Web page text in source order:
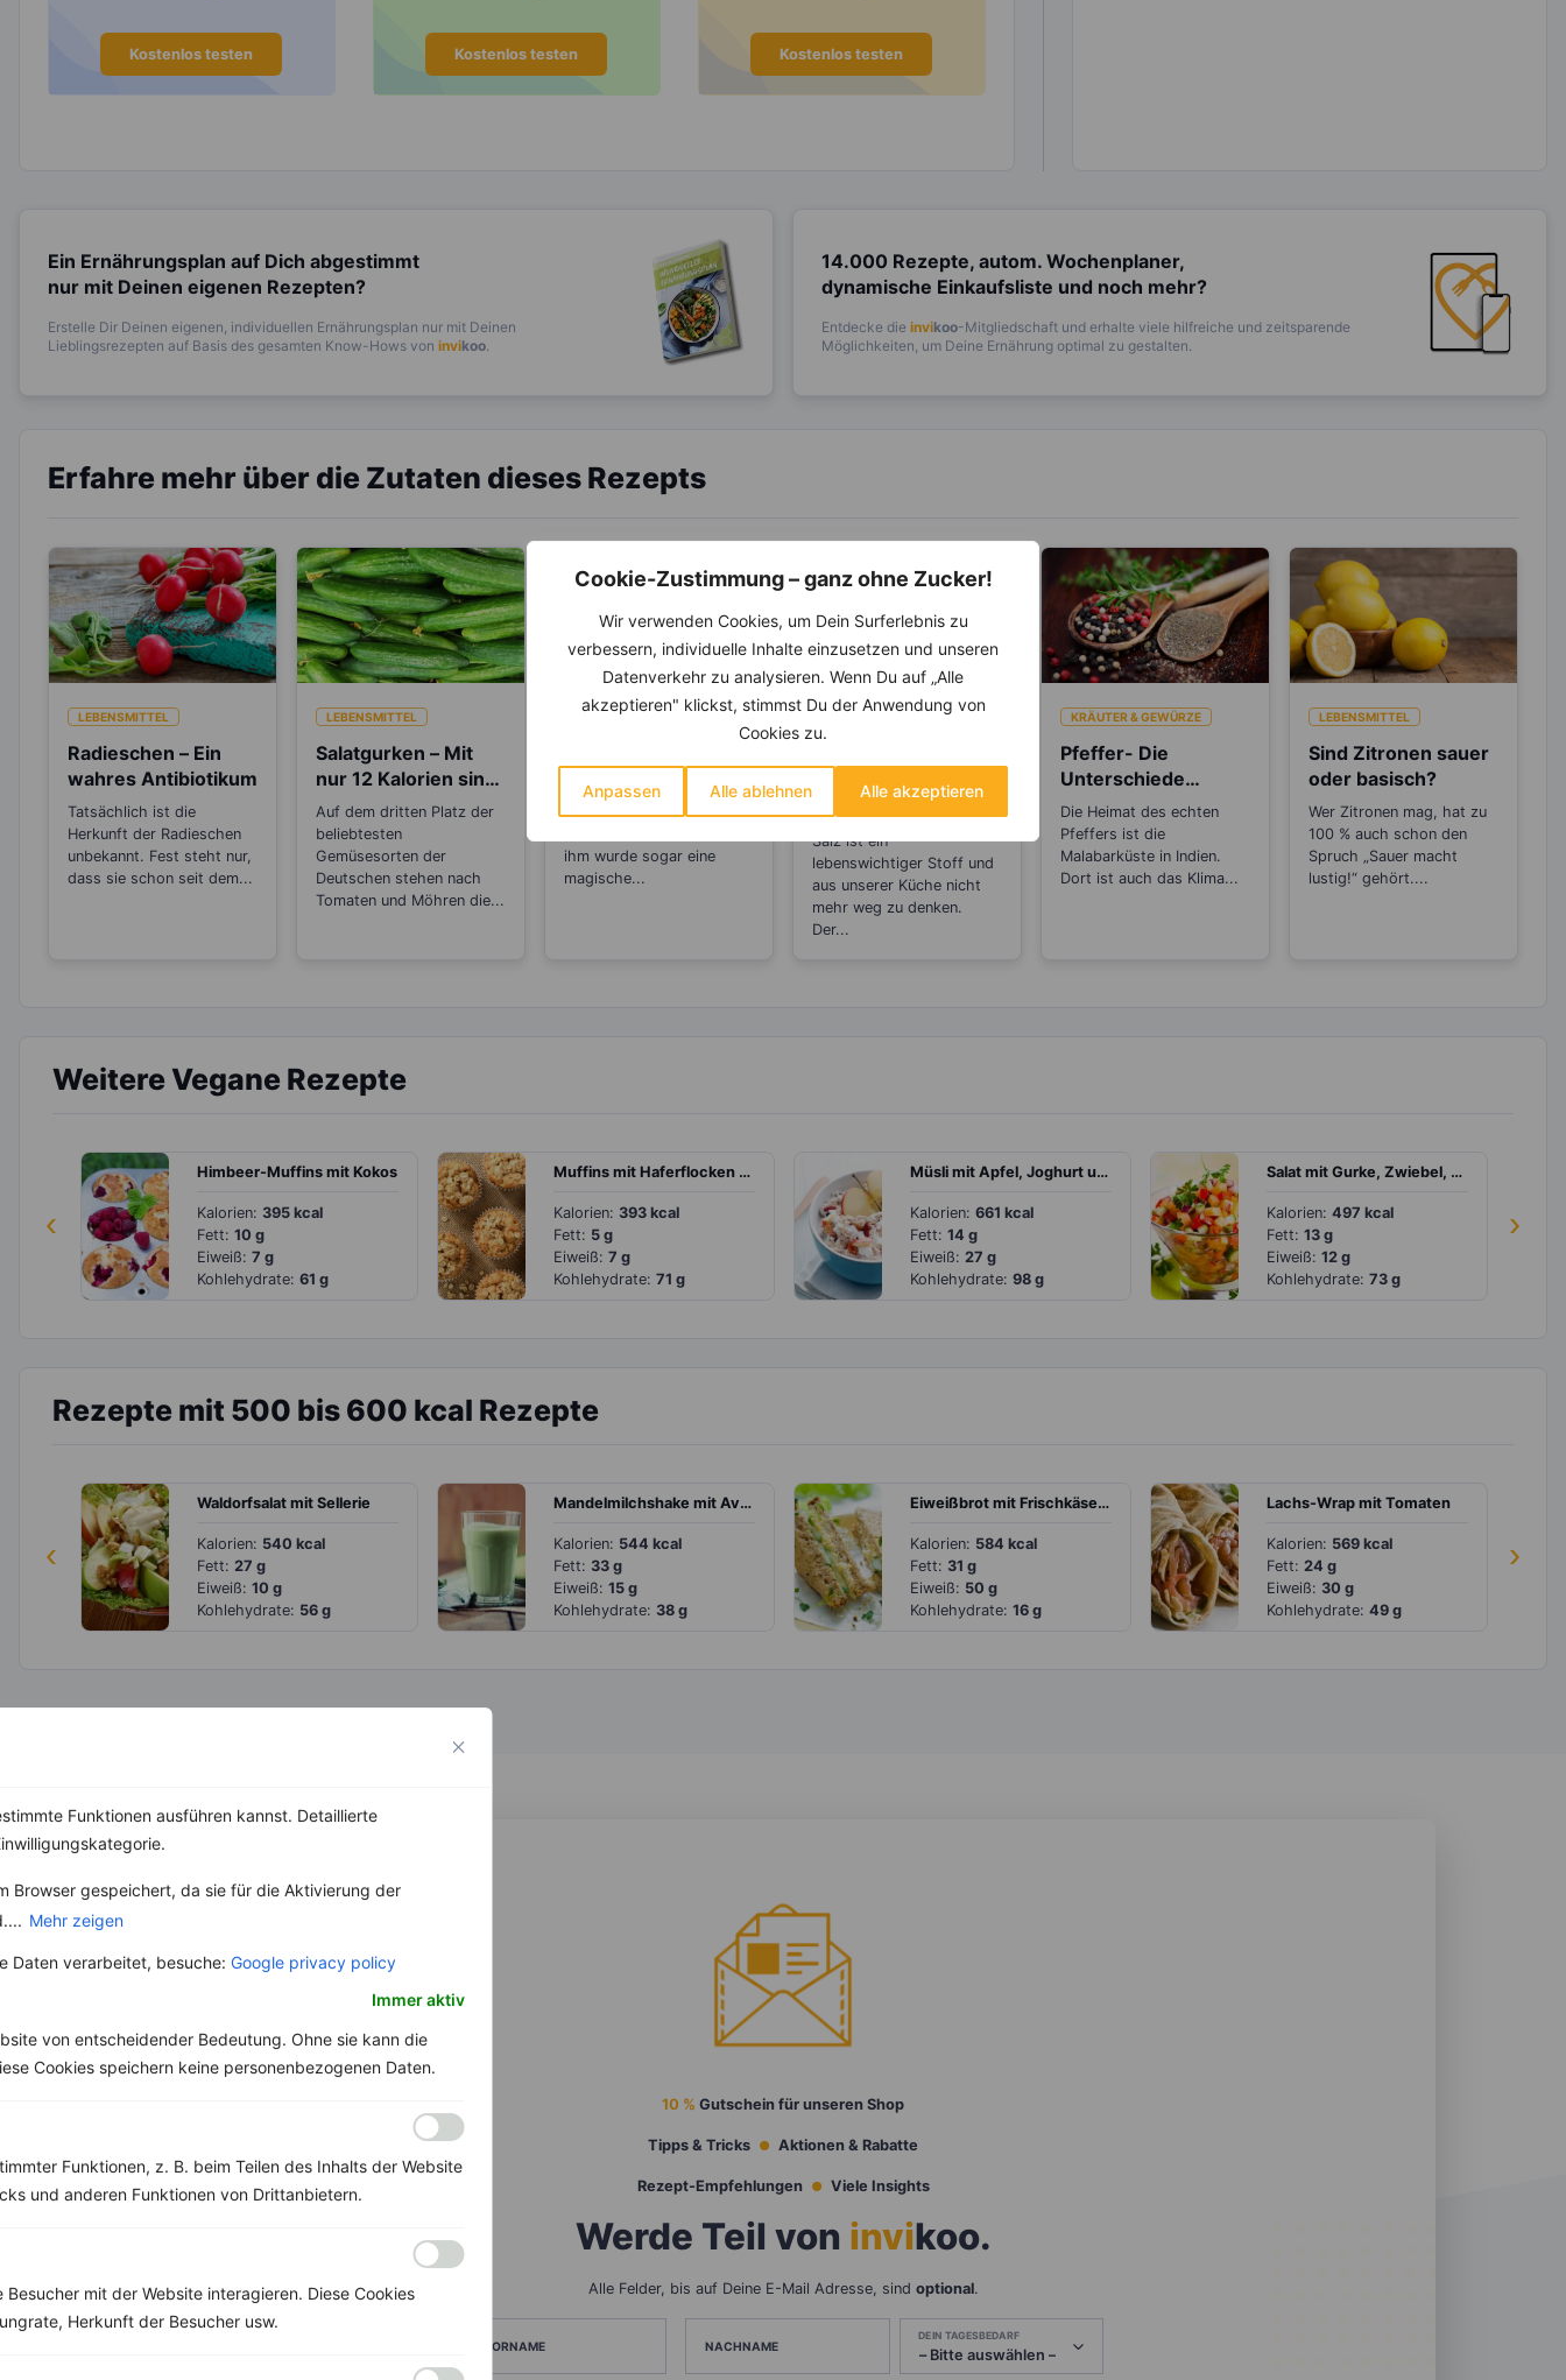
Cookie-Zustimmung – ganz ohne Zucker!
Wir verwenden Cookies, um Dein Surferlebnis zu
verbessern, individuelle Inhalte einzusetzen und unseren
Datenverkehr zu analysieren. Wenn Du auf „Alle
akzeptieren" klickst, stimmst Du der Anwendung von
Cookies zu.
Anpassen Alle ablehnen Alle akzeptieren
Funktionen ausführen kannst. Detaillierte
Browser gespeichert, da sie für die Aktivierung der
Mehr zeigen
Daten verarbeitet, besuche: Google privacy policy
Immer aktiv
von entscheidender Bedeutung. Ohne sie kann die
Cookies speichern keine personenbezogenen Daten.
Funktionen, z. B. beim Teilen des Inhalts der Website
und anderen Funktionen von Drittanbietern.
mit der Website interagieren. Diese Cookies
Herkunft der Besucher usw.
Kostenlos testen Kostenlos testen Kostenlos testen
Ein Ernährungsplan auf Dich abgestimmt
nur mit Deinen eigenen Rezepten?
Erstelle Dir Deinen eigenen, individuellen Ernährungsplan nur mit Deinen
Lieblingsrezepten auf Basis des gesamten Know-Hows von invikoo.
14.000 Rezepte, autom. Wochenplaner,
dynamische Einkaufsliste und noch mehr?
Entdecke die invikoo-Mitgliedschaft und erhalte viele hilfreiche und zeitsparende
Möglichkeiten, um Deine Ernährung optimal zu gestalten.
Erfahre mehr über die Zutaten dieses Rezepts
LEBENSMITTEL
Radieschen – Ein
wahres Antibiotikum
Tatsächlich ist die
Herkunft der Radieschen
unbekannt. Fest steht nur,
dass sie schon seit dem...
LEBENSMITTEL
Salatgurken – Mit
nur 12 Kalorien sind
sie wahre
Schlankmacher!
Auf dem dritten Platz der
beliebtesten
Gemüsesorten der
Deutschen stehen nach
Tomaten und Möhren die...
KRÄUTER & GEWÜRZE
Schon in der Antike war
ihm wurde sogar eine
magische...
ABNEHMEN
Salz – Die
Abnehmbremse
Salz ist ein
lebenswichtiger Stoff und
aus unserer Küche nicht
mehr weg zu denken.
Der...
KRÄUTER & GEWÜRZE
Pfeffer- Die
Unterschiede
zwischen den
Sorten
Die Heimat des echten
Pfeffers ist die
Malabarküste in Indien.
Dort ist auch das Klima...
LEBENSMITTEL
Sind Zitronen sauer
oder basisch?
Wer Zitronen mag, hat zu
100 % auch schon den
Spruch „Sauer macht
lustig!“ gehört....
Weitere Vegane Rezepte
‹ ›
Himbeer-Muffins mit Kokos
Kalorien: 395 kcal
Fett: 10 g
Eiweiß: 7 g
Kohlehydrate: 61 g
Muffins mit Haferflocken und Apfel
Kalorien: 393 kcal
Fett: 5 g
Eiweiß: 7 g
Kohlehydrate: 71 g
Müsli mit Apfel, Joghurt und Gojibeeren
Kalorien: 661 kcal
Fett: 14 g
Eiweiß: 27 g
Kohlehydrate: 98 g
Salat mit Gurke, Zwiebel, Paprika und Melone
Kalorien: 497 kcal
Fett: 13 g
Eiweiß: 12 g
Kohlehydrate: 73 g
Rezepte mit 500 bis 600 kcal Rezepte
‹ ›
Waldorfsalat mit Sellerie
Kalorien: 540 kcal
Fett: 27 g
Eiweiß: 10 g
Kohlehydrate: 56 g
Mandelmilchshake mit Avocado
Kalorien: 544 kcal
Fett: 33 g
Eiweiß: 15 g
Kohlehydrate: 38 g
Eiweißbrot mit Frischkäse, Ei und Gurke
Kalorien: 584 kcal
Fett: 31 g
Eiweiß: 50 g
Kohlehydrate: 16 g
Lachs-Wrap mit Tomaten
Kalorien: 569 kcal
Fett: 24 g
Eiweiß: 30 g
Kohlehydrate: 49 g
10 % Gutschein für unseren Shop
Tipps & Tricks Aktionen & Rabatte
Rezept-Empfehlungen Viele Insights
Werde Teil von invikoo.
Alle Felder, bis auf Deine E-Mail Adresse, sind optional.
VORNAME NACHNAME
DEIN TAGESBEDARF